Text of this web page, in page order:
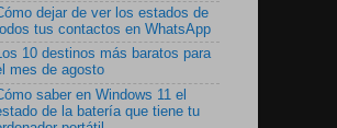
dejar de ver los estados de
tus contactos en WhatsApp
10 destinos más baratos para
mes de agosto
saber en Windows 11 el
de la batería que tiene tu